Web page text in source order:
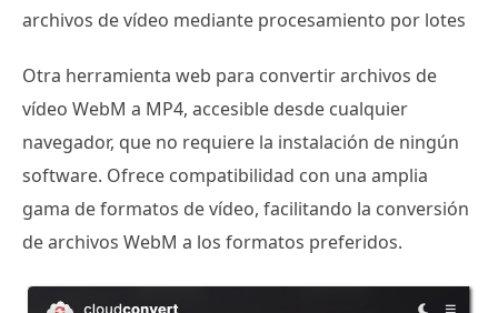
archivos de vídeo mediante procesamiento por lotes
Otra herramienta web para convertir archivos de
vídeo WebM a MP4, accesible desde cualquier
navegador, que no requiere la instalación de ningún
software. Ofrece compatibilidad con una amplia
gama de formatos de vídeo, facilitando la conversión
de archivos WebM a los formatos preferidos.